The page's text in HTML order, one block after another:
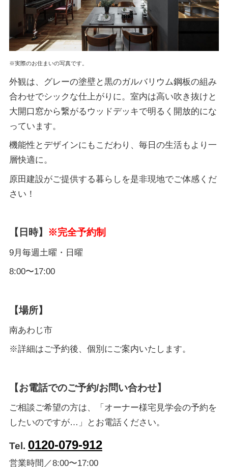
※実際のお住まいの写真です。
外観は、グレーの塗壁と黒のガルバリウム鋼板の組み
合わせでシックな仕上がりに。室内は高い吹き抜けと
大開口窓から繋がるウッドデッキで明るく開放的にな
っています。
機能性とデザインにもこだわり、毎日の生活もより一
層快適に。
原田建設がご提供する暮らしを是非現地でご体感くだ
さい！
【日時】 ※完全予約制
9月毎週土曜・日曜
8:00〜17:00
【場所】
南あわじ市
※詳細はご予約後、個別にご案内いたします。
【お電話でのご予約/お問い合わせ】
ご相談ご希望の方は、「オーナー様宅見学会の予約を
したいのですが…」とお電話ください。
Tel. 0120-079-912
営業時間／8:00〜17:00